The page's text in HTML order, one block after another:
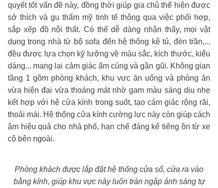
quyết tốt vấn đề này, đồng thời giúp gia chủ thể hiện được
sở thích và gu thẩm mỹ tinh tế thông qua việc phối hợp,
sắp xếp đồ nội thất. Có thể dễ dàng nhận thấy, mọi vật
dụng trong nhà từ bộ sofa đến hệ thống kệ tủ, đèn trần,...
đều được lựa chọn kỹ lưỡng về màu sắc, kích thước, kiểu
dáng... mang lại cảm giác ấm cúng và gần gũi. Không gian
tầng 1 gồm phòng khách, khu vực ăn uống và phòng ăn
vừa hiện đại vừa thoáng mát nhờ gam màu sáng dịu nhẹ
kết hợp với hệ cửa kính trong suốt, tạo cảm giác rộng rãi,
thoải mái. Hệ thống cửa kính cường lực này còn giúp cách
âm hiệu quả cho nhà phố, hạn chế đáng kể tiếng ồn từ xe
cộ bên ngoài.
Phòng khách được lắp đặt hệ thống cửa sổ, cửa ra vào
bằng kính, giúp khu vực này luôn tràn ngập ánh sáng tự